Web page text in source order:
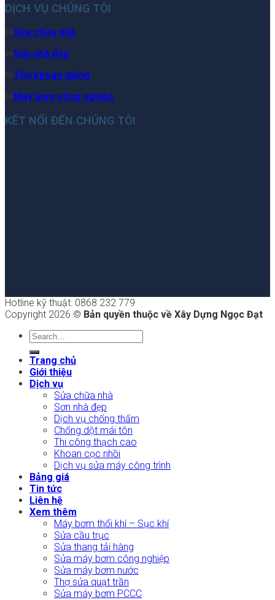
DỊCH VỤ CHÚNG TÔI
Sửa chữa nhà
Sơn nhà đẹp
Thợ khoan giếng
Máy bơm công nghiệp
KẾT NỐI ĐẾN CHÚNG TÔI
Hotline kỹ thuật: 0868 232 779
Copyright 2026 © Bản quyền thuộc về Xây Dựng Ngọc Đạt
Trang chủ
Giới thiệu
Dịch vụ
Sửa chữa nhà
Sơn nhà đẹp
Dịch vụ chống thấm
Chống dột mái tôn
Thi công thạch cao
Khoan cọc nhồi
Dịch vụ sửa máy công trình
Bảng giá
Tin tức
Liên hệ
Xem thêm
Máy bơm thổi khí – Sục khí
Sửa cầu trục
Sửa thang tải hàng
Sửa máy bơm công nghiệp
Sửa máy bơm nước
Thợ sửa quạt trần
Sửa máy bơm PCCC